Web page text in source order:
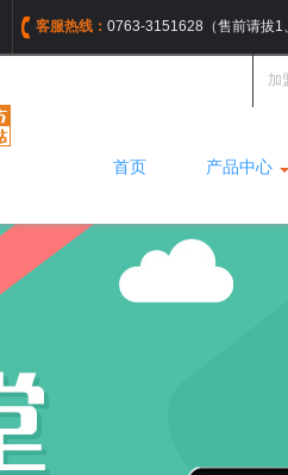
客服热线： 0763-3151628（售前请拔1
加
首页 产品中心